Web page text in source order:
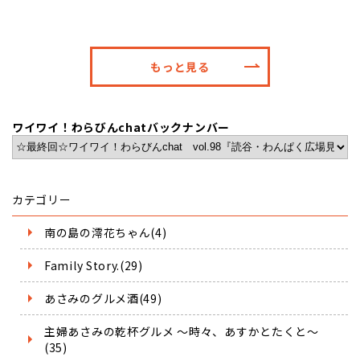
もっと見る
ワイワイ！わらびんchatバックナンバー
カテゴリー
南の島の澪花ちゃん(4)
Family Story.(29)
あさみのグルメ酒(49)
主婦あさみの乾杯グルメ ～時々、あすかとたくと～
(35)